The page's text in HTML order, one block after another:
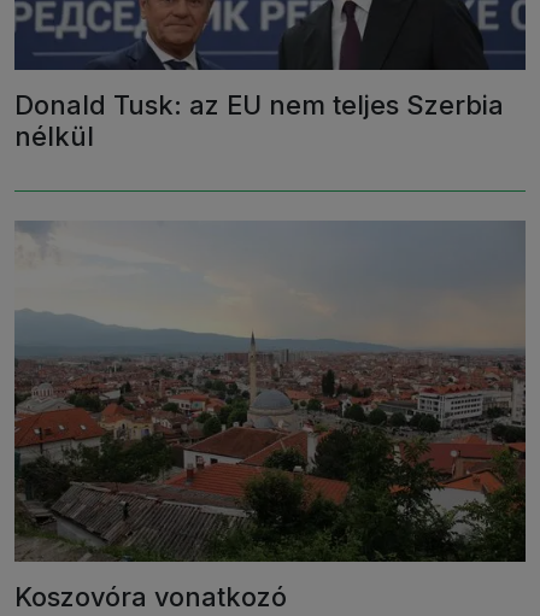
Donald Tusk: az EU nem teljes Szerbia
nélkül
Koszovóra vonatkozó